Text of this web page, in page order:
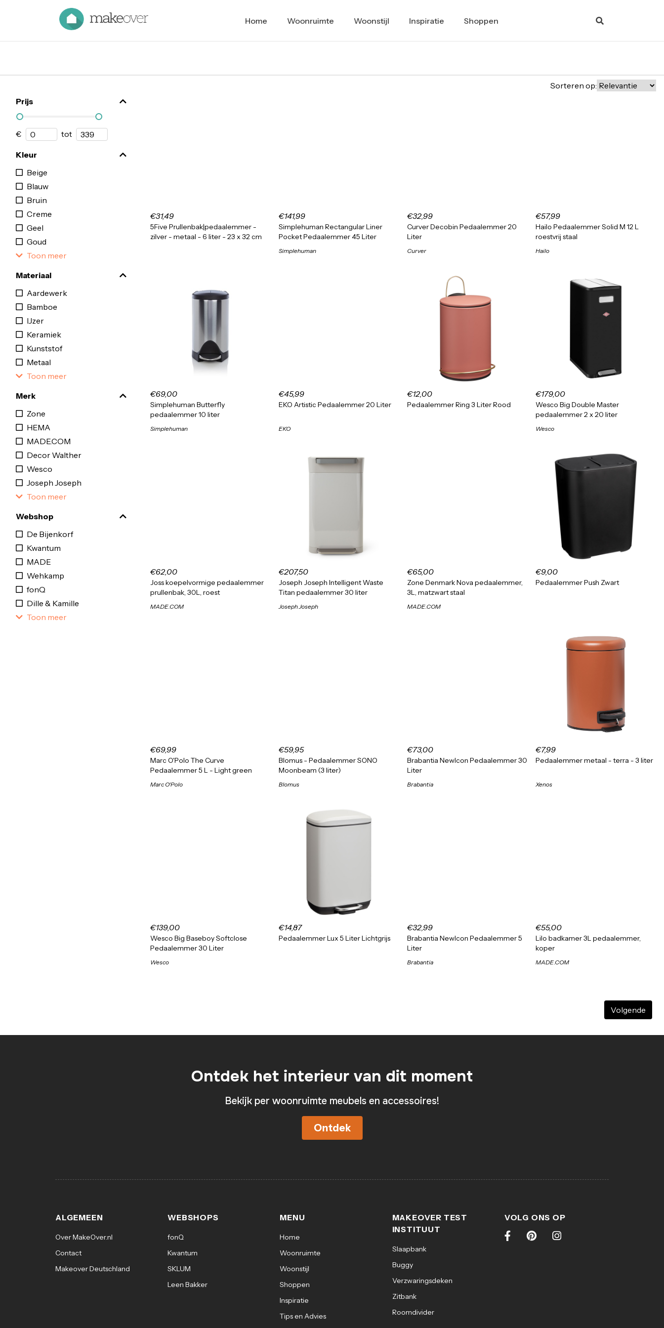
Home Woonruimte Woonstijl Inspiratie Shoppen
Prijs
€ tot
Kleur
Beige
Blauw
Bruin
Creme
Geel
Goud
Toon meer
Materiaal
Aardewerk
Bamboe
IJzer
Keramiek
Kunststof
Metaal
Toon meer
Merk
Zone
HEMA
MADE.COM
Decor Walther
Wesco
Joseph Joseph
Toon meer
Webshop
De Bijenkorf
Kwantum
MADE
Wehkamp
fonQ
Dille & Kamille
Toon meer
Sorteren op:
€31,49
5Five Prullenbak|pedaalemmer -
zilver - metaal - 6 liter - 23 x 32 cm
€141,99
Simplehuman Rectangular Liner
Pocket Pedaalemmer 45 Liter
Simplehuman
€32,99
Curver Decobin Pedaalemmer 20
Liter
Curver
€57,99
Hailo Pedaalemmer Solid M 12 L
roestvrij staal
Hailo
€69,00
Simplehuman Butterfly
pedaalemmer 10 liter
Simplehuman
€45,99
EKO Artistic Pedaalemmer 20 Liter
EKO
€12,00
Pedaalemmer Ring 3 Liter Rood
€179,00
Wesco Big Double Master
pedaalemmer 2 x 20 liter
Wesco
€62,00
Joss koepelvormige pedaalemmer
prullenbak, 30L, roest
MADE.COM
€207,50
Joseph Joseph Intelligent Waste
Titan pedaalemmer 30 liter
Joseph Joseph
€65,00
Zone Denmark Nova pedaalemmer,
3L, matzwart staal
MADE.COM
€9,00
Pedaalemmer Push Zwart
€69,99
Marc O'Polo The Curve
Pedaalemmer 5 L - Light green
Marc O'Polo
€59,95
Blomus - Pedaalemmer SONO
Moonbeam (3 liter)
Blomus
€73,00
Brabantia NewIcon Pedaalemmer 30
Liter
Brabantia
€7,99
Pedaalemmer metaal - terra - 3 liter
Xenos
€139,00
Wesco Big Baseboy Softclose
Pedaalemmer 30 Liter
Wesco
€14,87
Pedaalemmer Lux 5 Liter Lichtgrijs
€32,99
Brabantia NewIcon Pedaalemmer 5
Liter
Brabantia
€55,00
Lilo badkamer 3L pedaalemmer,
koper
MADE.COM
Volgende
Ontdek het interieur van dit moment
Bekijk per woonruimte meubels en accessoires!
Ontdek
ALGEMEEN
Over MakeOver.nl
Contact
Makeover Deutschland
WEBSHOPS
fonQ
Kwantum
SKLUM
Leen Bakker
MENU
Home
Woonruimte
Woonstijl
Shoppen
Inspiratie
Tips en Advies
MAKEOVER TEST
INSTITUUT
Slaapbank
Buggy
Verzwaringsdeken
Zitbank
Roomdivider
VOLG ONS OP